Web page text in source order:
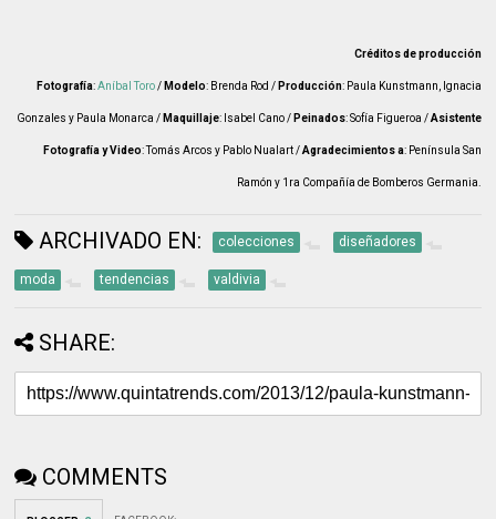
Créditos de producción
Fotografía:Aníbal Toro/ Modelo: Brenda Rod / Producción: Paula Kunstmann, Ignacia
Gonzales y Paula Monarca / Maquillaje: Isabel Cano / Peinados: Sofía Figueroa /Asistente
Fotografía y Video: Tomás Arcos y Pablo Nualart /Agradecimientos a: Península San
Ramón y 1ra Compañía de Bomberos Germania.
ARCHIVADO EN: colecciones diseñadores
moda tendencias valdivia
SHARE:
COMMENTS